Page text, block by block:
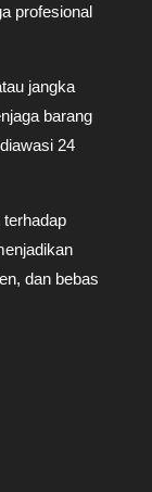
profesional
jangka
barang
24
dan bebas